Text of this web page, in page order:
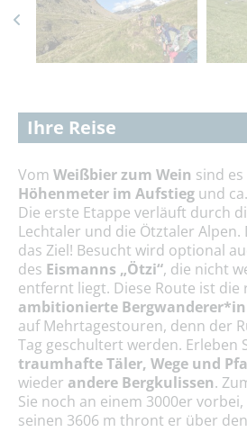
Ihre Reise
Vom Weißbier zum Wein sind es
Höhenmeter im Aufstieg und ca.
Die erste Etappe verläuft durch
Lechtaler und die Ötztaler Alpen.
das Ziel! Besucht wird optional
des Eismanns „Ötzi“, die nicht
entfernt liegt. Diese Route ist die
ambitionierte
auf Mehrtagestouren, denn der
Tag geschultert werden. Erleben
traumhafte Täler, Wege und
wieder andere Bergkulissen.
Sie noch an einem 3000er
seinen 3606 m thront er über